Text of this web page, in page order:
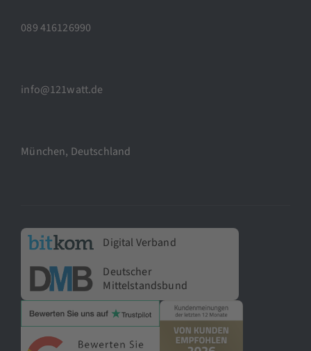
089 416126990
info@121watt.de
München, Deutschland
Digital Verband
Deutscher
Mittelstandsbund